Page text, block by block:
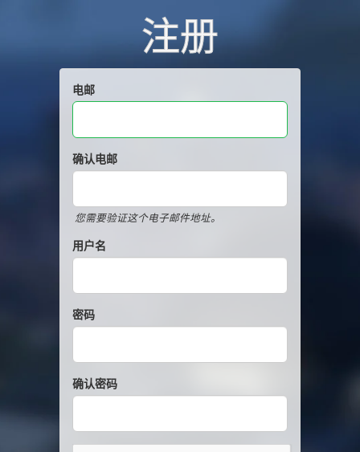
注册
电邮
确认电邮
您需要验证这个电子邮件地址。
用户名
密码
确认密码